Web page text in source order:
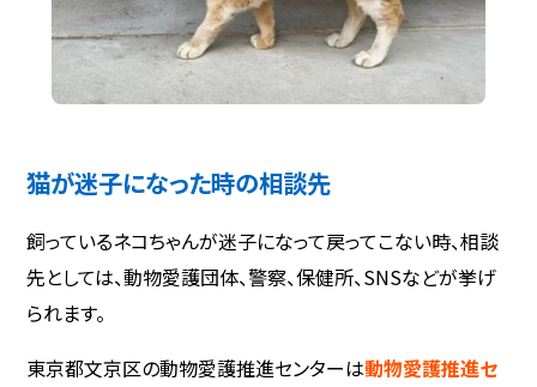
猫が迷子になった時の相談先
飼っているネコちゃんが迷子になって戻ってこない時、相談
先としては、動物愛護団体、警察、保健所、SNSなどが挙げ
られます。
東京都文京区の動物愛護推進センターは動物愛護推進セ